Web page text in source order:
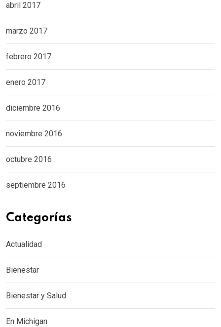
abril 2017
marzo 2017
febrero 2017
enero 2017
diciembre 2016
noviembre 2016
octubre 2016
septiembre 2016
Categorías
Actualidad
Bienestar
Bienestar y Salud
En Michigan